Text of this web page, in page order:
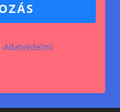
Adatvédelmi